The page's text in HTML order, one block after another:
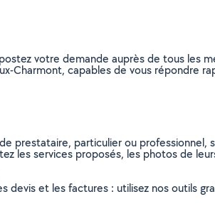
votre demande auprès de tous les
Charmont, capables de vous répondre
prestataire, particulier ou professionnel,
les services proposés, les photos de
devis et les factures : utilisez nos outils